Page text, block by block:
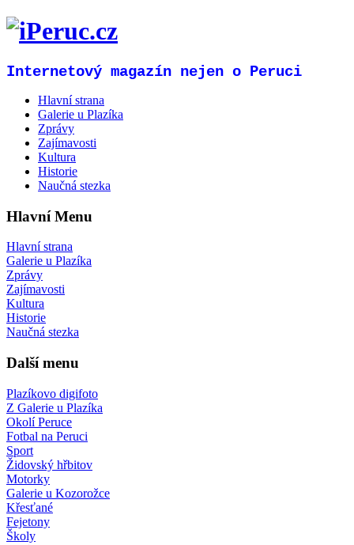
Internetový magazín nejen o Peruci
Hlavní strana
Galerie u Plazíka
Zprávy
Zajímavosti
Kultura
Historie
Naučná stezka
Hlavní Menu
Hlavní strana
Galerie u Plazíka
Zprávy
Zajímavosti
Kultura
Historie
Naučná stezka
Další menu
Plazíkovo digifoto
Z Galerie u Plazíka
Okolí Peruce
Fotbal na Peruci
Sport
Židovský hřbitov
Motorky
Galerie u Kozorožce
Křesťané
Fejetony
Školy